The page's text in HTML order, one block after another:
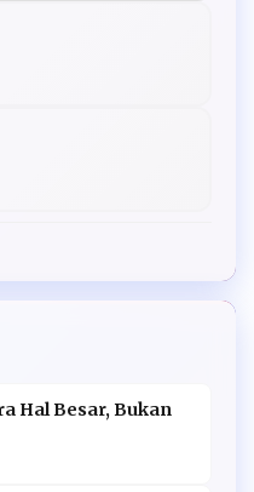
Hal Besar, Bukan